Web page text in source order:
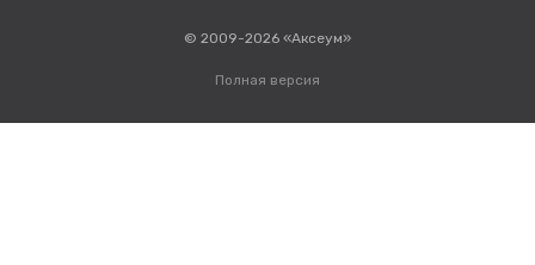
© 2009-2026 «Аксеум»
Полная версия